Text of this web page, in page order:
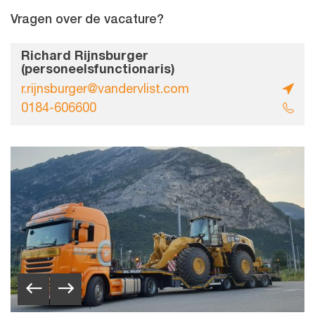
Vragen over de vacature?
Richard Rijnsburger
(personeelsfunctionaris)
r.rijnsburger@vandervlist.com
0184-606600